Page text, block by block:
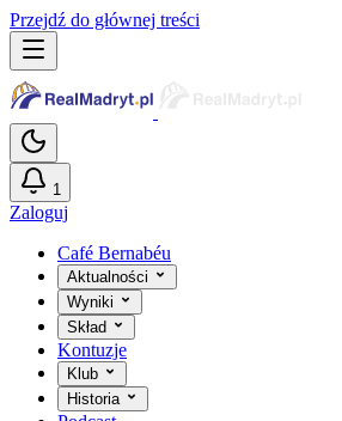
Przejdź do głównej treści
1
Zaloguj
Café Bernabéu
Aktualności
Wyniki
Skład
Kontuzje
Klub
Historia